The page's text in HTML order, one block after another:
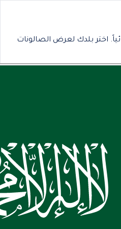
اختر بلدك لعرض الصالونات